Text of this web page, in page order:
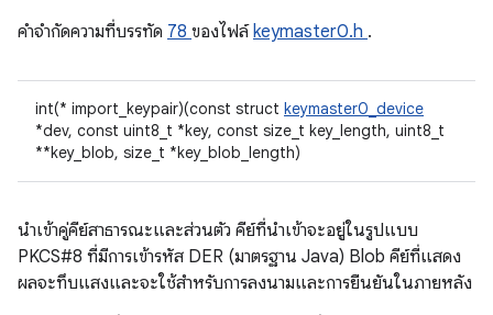
คําจํากัดความที่บรรทัด 78 ของไฟล์keymaster0.h .
int(* import_keypair)(const struct keymaster0_device
*dev, const uint8_t *key, const size_t key_length, uint8_t
**key_blob, size_t *key_blob_length)
นําเข้าคู่คีย์สาธารณะและส่วนตัว คีย์ที่นำเข้าจะอยู่ในรูปแบบ
PKCS#8 ที่มีการเข้ารหัส DER (มาตรฐาน Java) Blob คีย์ที่แสดง
ผลจะทึบแสงและจะใช้สำหรับการลงนามและการยืนยันในภายหลัง